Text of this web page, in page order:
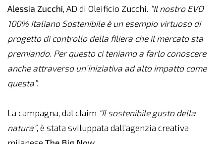
Alessia Zucchi, AD di Oleificio Zucchi. “Il nostro EVO
100% Italiano Sostenibile è un esempio virtuoso di
progetto di controllo della filiera che il mercato sta
premiando. Per questo ci teniamo a farlo conoscere
anche attraverso un’iniziativa ad alto impatto come
questa”.
La campagna, dal claim “Il sostenibile gusto della
natura”, è stata sviluppata dall’agenzia creativa